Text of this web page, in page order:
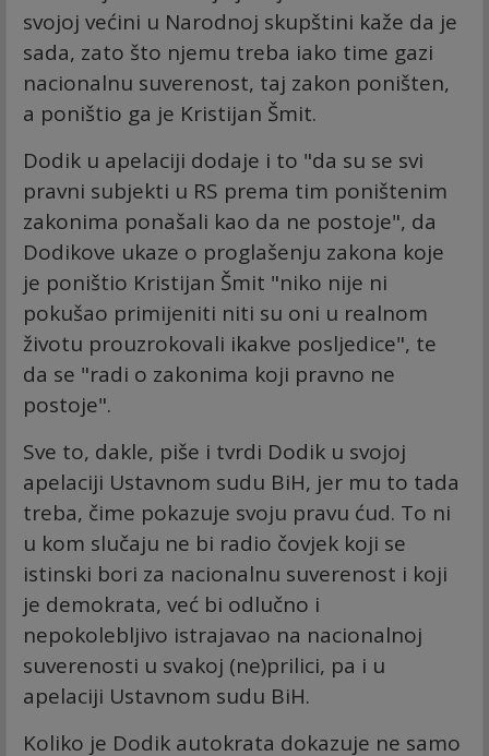
svojoj većini u Narodnoj skupštini kaže da je
sada, zato što njemu treba iako time gazi
nacionalnu suverenost, taj zakon poništen,
a poništio ga je Kristijan Šmit.
Dodik u apelaciji dodaje i to "da su se svi
pravni subjekti u RS prema tim poništenim
zakonima ponašali kao da ne postoje", da
Dodikove ukaze o proglašenju zakona koje
je poništio Kristijan Šmit "niko nije ni
pokušao primijeniti niti su oni u realnom
životu prouzrokovali ikakve posljedice", te
da se "radi o zakonima koji pravno ne
postoje".
Sve to, dakle, piše i tvrdi Dodik u svojoj
apelaciji Ustavnom sudu BiH, jer mu to tada
treba, čime pokazuje svoju pravu ćud. To ni
u kom slučaju ne bi radio čovjek koji se
istinski bori za nacionalnu suverenost i koji
je demokrata, već bi odlučno i
nepokolebljivo istrajavao na nacionalnoj
suverenosti u svakoj (ne)prilici, pa i u
apelaciji Ustavnom sudu BiH.
Koliko je Dodik autokrata dokazuje ne samo